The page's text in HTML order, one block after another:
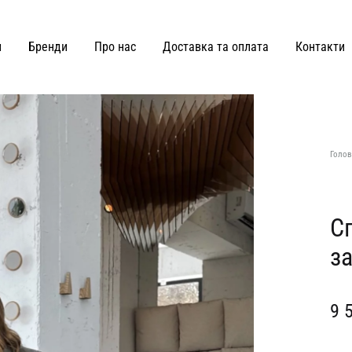
ВЗУТТЯ ТА СУМКИ
Бренди
Lè Charmie
LMR Paris
Malva Florea
Miss Diamond
Maricheva
MATCH DENIM
Про нас Доставка та оплата Контакти
9